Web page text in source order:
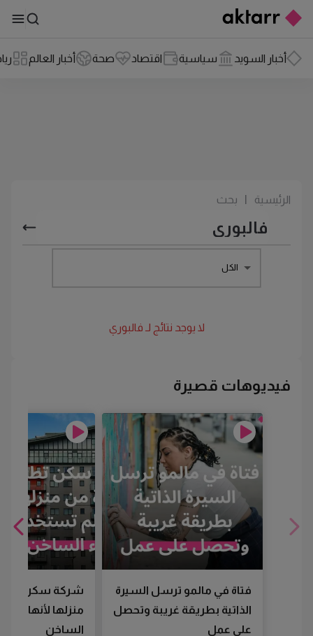
أخبار السويد سياسية اقتصاد صحة أخبار العالم
الرئيسية بحث
الكل
لا يوجد نتائج لـ فالبوري
فيديوهات قصيرة
فتاة في مالمو ترسل السيرة
الذاتية بطريقة غريبة وتحصل
على عمل
شركة سكن
منزلها لأنها لم
الساخن